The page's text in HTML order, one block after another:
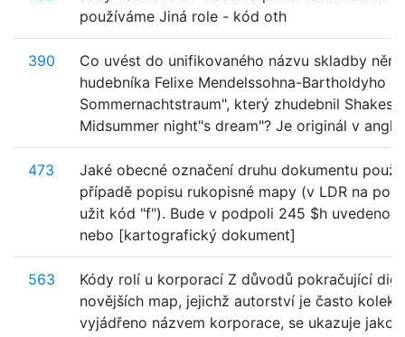
používáme Jiná role - kód oth
390
Co uvést do unifikovaného názvu skladby
hudebníka Felixe Mendelssohna-Bartholdyho
Sommernachtstraum", který zhudebnil
Midsummer night"s dream"? Je originál v
473
Jaké obecné označení druhu dokumentu
případě popisu rukopisné mapy (v LDR na
užit kód "f"). Bude v podpoli 245 $h uvedeno
nebo [kartografický dokument]
563
Kódy rolí u korporací Z důvodů pokračující
novějších map, jejichž autorství je často
vyjádřeno názvem korporace, se ukazuje jako